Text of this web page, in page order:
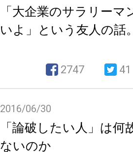
「大企業のサラリー
いよ」という友人の話
2747 41
2016/06/30
「論破したい人」は何
ないのか